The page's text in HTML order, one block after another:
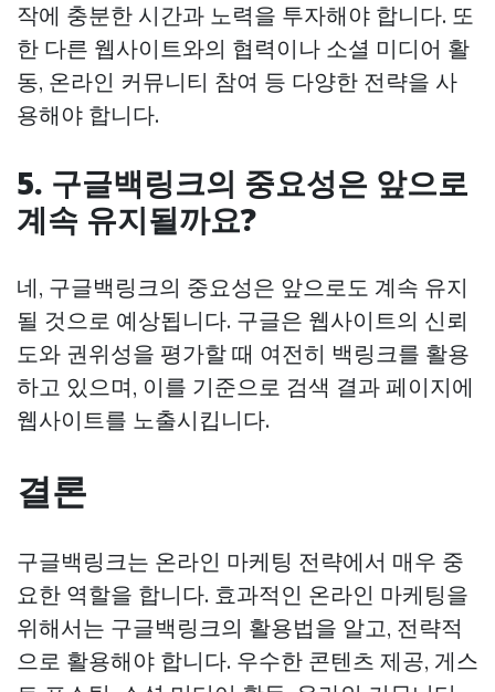
작에 충분한 시간과 노력을 투자해야 합니다. 또
한 다른 웹사이트와의 협력이나 소셜 미디어 활
동, 온라인 커뮤니티 참여 등 다양한 전략을 사
용해야 합니다.
5. 구글백링크의 중요성은 앞으로
계속 유지될까요?
네, 구글백링크의 중요성은 앞으로도 계속 유지
될 것으로 예상됩니다. 구글은 웹사이트의 신뢰
도와 권위성을 평가할 때 여전히 백링크를 활용
하고 있으며, 이를 기준으로 검색 결과 페이지에
웹사이트를 노출시킵니다.
결론
구글백링크는 온라인 마케팅 전략에서 매우 중
요한 역할을 합니다. 효과적인 온라인 마케팅을
위해서는 구글백링크의 활용법을 알고, 전략적
으로 활용해야 합니다. 우수한 콘텐츠 제공, 게스